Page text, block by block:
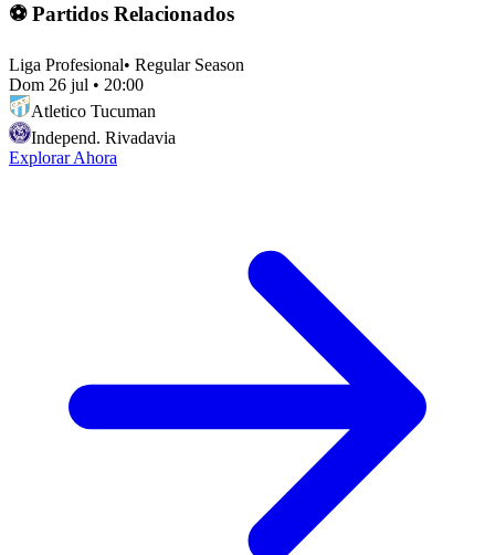
⚽ Partidos Relacionados
Liga Profesional• Regular Season
Dom 26 jul • 20:00
Atletico Tucuman
Independ. Rivadavia
Explorar Ahora